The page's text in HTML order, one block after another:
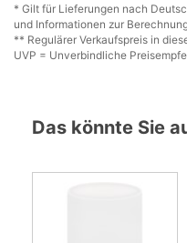
* Gilt für Lieferungen nach
und Informationen zur
** Regulärer Verkaufspreis in
UVP = Unverbindliche
Das könnte Sie